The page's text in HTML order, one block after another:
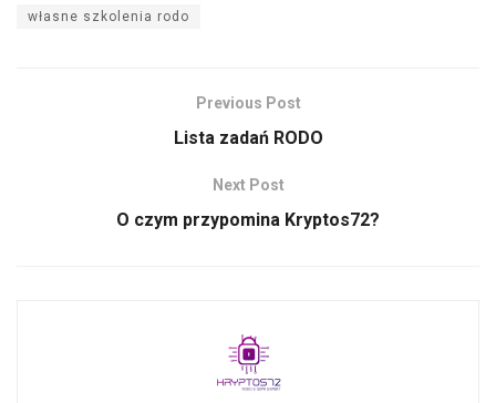
własne szkolenia rodo
Previous Post
Lista zadań RODO
Next Post
O czym przypomina Kryptos72?